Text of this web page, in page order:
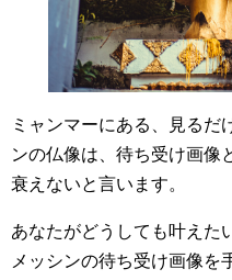
ミャンマーにある、見るだ
ンの仏像は、待ち受け画像
衰えないと言います。
あなたがどうしても叶えた
メッシンの待ち受け画像を